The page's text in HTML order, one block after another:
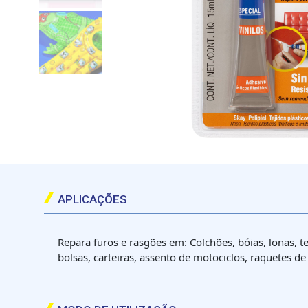
APLICAÇÕES
Repara furos e rasgões em: Colchões, bóias, lonas,
bolsas, carteiras, assento de motociclos, raquetes